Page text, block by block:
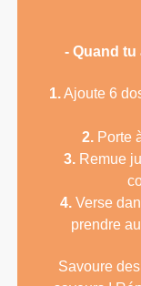
- Quand tu
1.Ajoute 6
2. Porte
3. Remue
4. Verse
prendre
Savoure